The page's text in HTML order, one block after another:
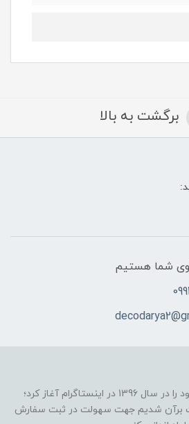
برگشت به بالا
شما هستیم
فروشگاه دکودریا فعالیت خود را در سال 1396 در اینستاگرام آغاز کرد؛
برآن شدیم جهت سهولت در ثبت سفارش